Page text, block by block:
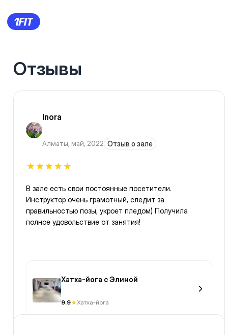
Отзывы
Inora
Алматы, май, 2022 Отзыв о зале
В зале есть свои постоянные посетители.
Инструктор очень грамотный, следит за
правильностью позы, укроет пледом) Получила
полное удовольствие от занятия!
Хатха-йога с Элиной
9.9 Хатха-йога